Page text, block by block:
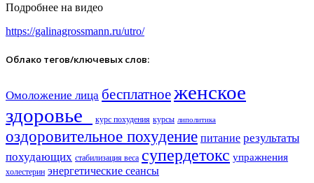
Подробнее на видео
https://galinagrossmann.ru/utro/
Облако тегов/ключевых слов:
Омоложение лица бесплатноеженское
здоровье​
курс похудения курсы липолитика
оздоровительное похудение питание результаты
похудающих стабилизация веса супердетокс упражнения
холестерин энергетические сеансы